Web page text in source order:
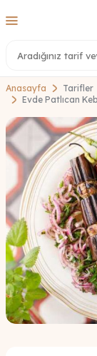
Anasayfa Tarifler
Evde Patlıcan